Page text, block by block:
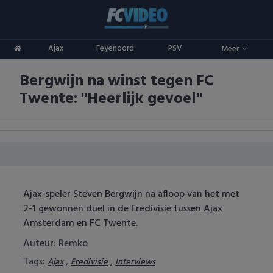
Ajax Feyenoord PSV Meer
ADO Den Haag
Ajax
FC Twente
FC Utrecht
Feyenoord
Competities
Eredivisie
Keuken Kampioen Divisie
Vrouwenvoetbal
Champions League
Europa League
Oranje
Bergwijn na winst tegen FC
Twente: "Heerlijk gevoel"
Ajax-speler Steven Bergwijn na afloop van het met
2-1 gewonnen duel in de Eredivisie tussen Ajax
Amsterdam en FC Twente.
Auteur: Remko
Tags: Ajax, Eredivisie, Interviews